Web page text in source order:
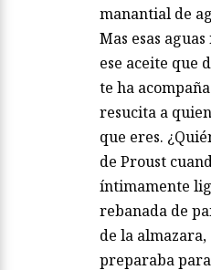
manantial de
Mas esas
ese aceite que
te ha
resucita a
que eres.
de Proust
íntimamente
rebanada de
de la
preparaba